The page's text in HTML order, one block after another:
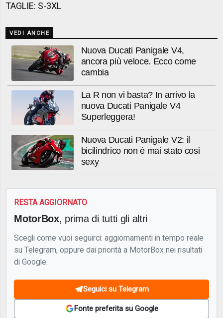
TAGLIE: S-3XL
VEDI ANCHE
Nuova Ducati Panigale V4,
ancora più veloce. Ecco come
cambia
La R non vi basta? In arrivo la
nuova Ducati Panigale V4
Superleggera!
Nuova Ducati Panigale V2: il
bicilindrico non è mai stato cosi
sexy
RESTA AGGIORNATO
MotorBox, prima di tutti gli altri
Scegli come vuoi seguirci: aggiornamenti in tempo reale
su Telegram, oppure dai priorità a MotorBox nei risultati
di Google.
Seguici su Telegram
Fonte preferita su Google